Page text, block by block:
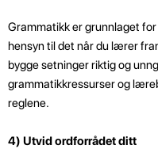
Grammatikk er grunnlaget
hensyn til det når du lærer
bygge setninger riktig og
grammatikkressurser og
reglene.
4) Utvid ordforrådet ditt